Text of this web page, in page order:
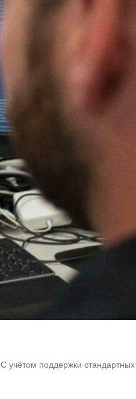
. С учётом поддержки